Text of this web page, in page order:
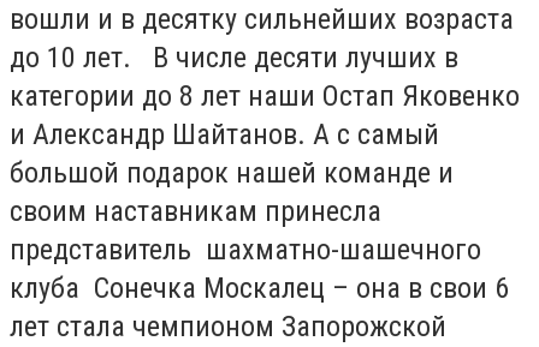
вошли и в десятку сильнейших возраста
до 10 лет. В числе десяти лучших в
категории до 8 лет наши Остап Яковенко
и Александр Шайтанов. А с самый
большой подарок нашей команде и
своим наставникам принесла
представитель шахматно-шашечного
клуба Сонечка Москалец – она в свои 6
лет стала чемпионом Запорожской